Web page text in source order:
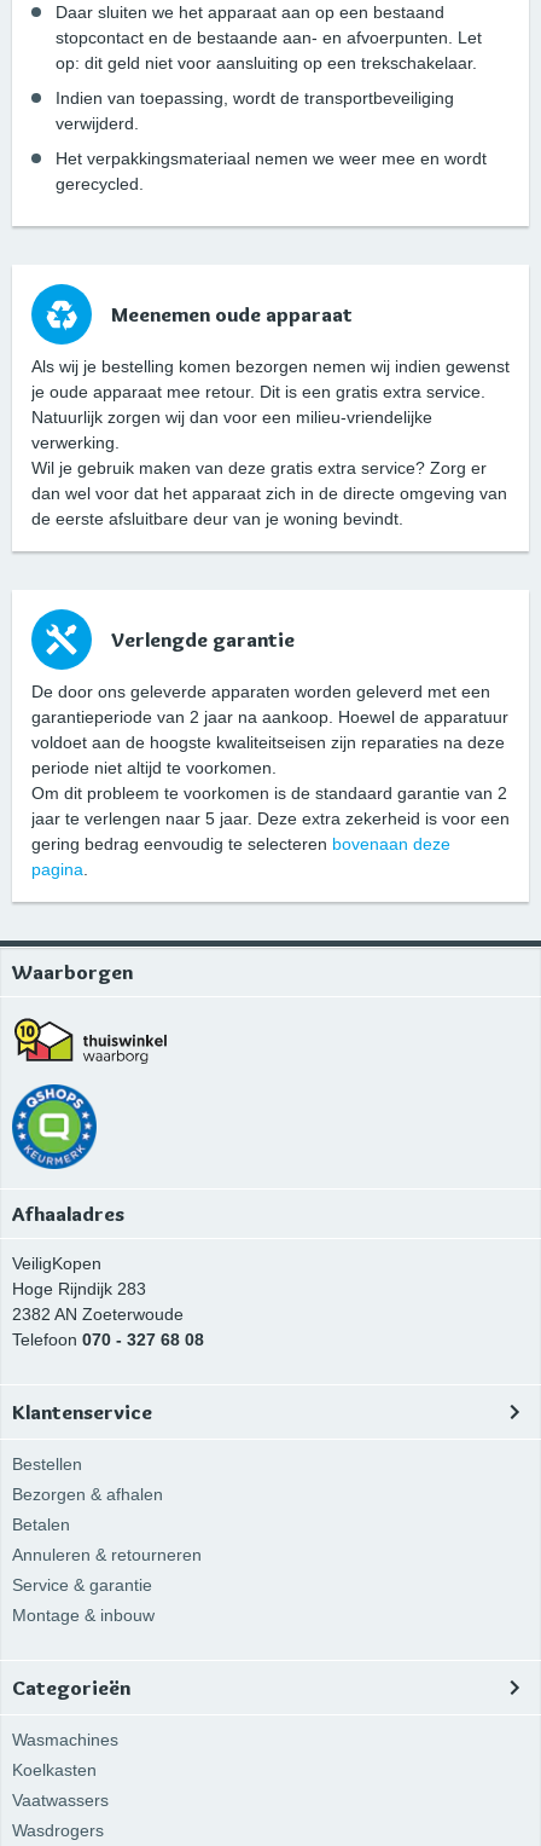
Daar sluiten we het apparaat aan op een bestaand
stopcontact en de bestaande aan- en afvoerpunten. Let
op: dit geld niet voor aansluiting op een trekschakelaar.
Indien van toepassing, wordt de transportbeveiliging
verwijderd.
Het verpakkingsmateriaal nemen we weer mee en wordt
gerecycled.
Meenemen oude apparaat
Als wij je bestelling komen bezorgen nemen wij indien gewenst
je oude apparaat mee retour. Dit is een gratis extra service.
Natuurlijk zorgen wij dan voor een milieu-vriendelijke
verwerking.
Wil je gebruik maken van deze gratis extra service? Zorg er
dan wel voor dat het apparaat zich in de directe omgeving van
de eerste afsluitbare deur van je woning bevindt.
Verlengde garantie
De door ons geleverde apparaten worden geleverd met een
garantieperiode van 2 jaar na aankoop. Hoewel de apparatuur
voldoet aan de hoogste kwaliteitseisen zijn reparaties na deze
periode niet altijd te voorkomen.
Om dit probleem te voorkomen is de standaard garantie van 2
jaar te verlengen naar 5 jaar. Deze extra zekerheid is voor een
gering bedrag eenvoudig te selecteren bovenaan deze
pagina
Waarborgen
Afhaaladres
VeiligKopen
Hoge Rijndijk 283
2382 AN Zoeterwoude
Telefoon 070 - 327 68 08
Klantenservice
Bestellen
Bezorgen & afhalen
Betalen
Annuleren & retourneren
Service & garantie
Montage & inbouw
Categorieën
Wasmachines
Koelkasten
Vaatwassers
Wasdrogers